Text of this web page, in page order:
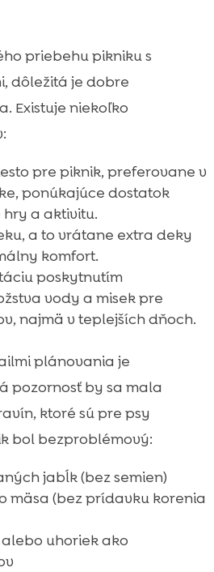
priebehu pikniku s
dôležitá je dobre
Existuje niekoľko
pre piknik, preferovane v
ponúkajúce dostatok
a aktivitu.
a to vrátane extra deky
komfort.
poskytnutím
vody a misek pre
najmä v teplejších dňoch.
plánovania je
pozornosť by sa mala
ktoré sú pre psy
bol bezproblémový:
jabĺk (bez semien)
mäsa (bez prídavku korenia
uhoriek ako